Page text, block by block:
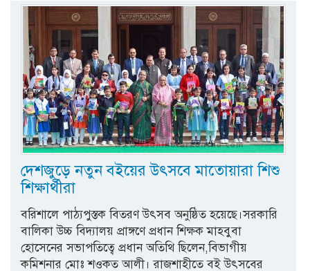
দেশজুড়ে নতুন বইয়ের উৎসবে মাতোয়ারা শিশু
শিক্ষার্থীরা
বরিশালে পাঠ্যপুস্তক বিতরণ উৎসব অনুষ্ঠিত হয়েছে।সরকারি
বালিকা উচ্চ বিদ্যালয় প্রাঙ্গণে প্রধান শিক্ষক মাহবুবা
হোসেনের সভাপতিত্বে প্রধান অতিথি ছিলেন,বিভাগীয়
কমিশনার মোঃ শওকত আলী। রাজশাহীতে বই উৎসবের